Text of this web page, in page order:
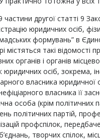
частини другої статті 9
юридичних осіб,
формувань” в
містяться такі відомості
органів і органів
юридичних осіб, зокрема,
власника
власника її
особа (крім політичних
політичних партій,
профспілок,
творчих спілок,